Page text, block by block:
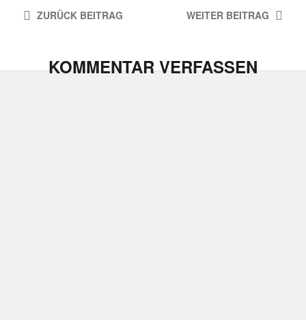
WEITER BEITRAG
ZURÜCKBEITRAG
KOMMENTAR VERFASSEN